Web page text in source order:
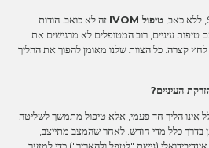
טיפול IVOM
זה לא כואב. הודות
טיפות עיניים, רוב המטופלים לא מרגישים את
קצרה. כל הצוות שלנו מאומן להפוך את ההליך
העיניים?
אינו הליך חד פעמי, אלא טיפול מתמשך לשליטה
בדרך כלל מדי חודש. לאחר שהמצב מתייצב,